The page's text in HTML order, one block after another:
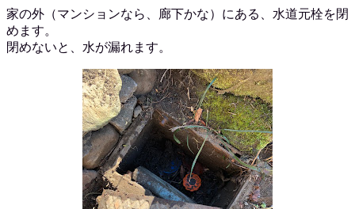
家の外（マンションなら、廊下かな）にある、水道元栓を閉
めます。
閉めないと、水が漏れます。